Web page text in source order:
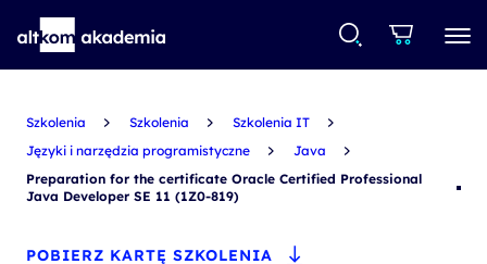
Szkolenia Szkolenia
Szkolenia IT
Języki i narzędzia programistyczne
Java
Preparation for the certificate Oracle Certified Professional
Java Developer SE 11 (1Z0-819)
POBIERZ KARTĘ SZKOLENIA